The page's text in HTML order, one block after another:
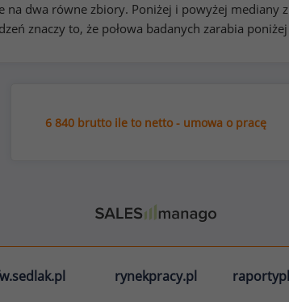
dwa równe zbiory. Poniżej i powyżej mediany
znaczy to, że połowa badanych zarabia
6 840 brutto ile to netto - umowa o pracę
rynekpracy.pl